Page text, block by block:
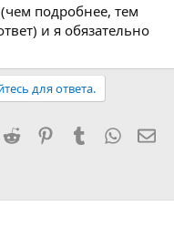
подробнее, тем
и я обязательно
для ответа.
Reddit PinterestTumblr